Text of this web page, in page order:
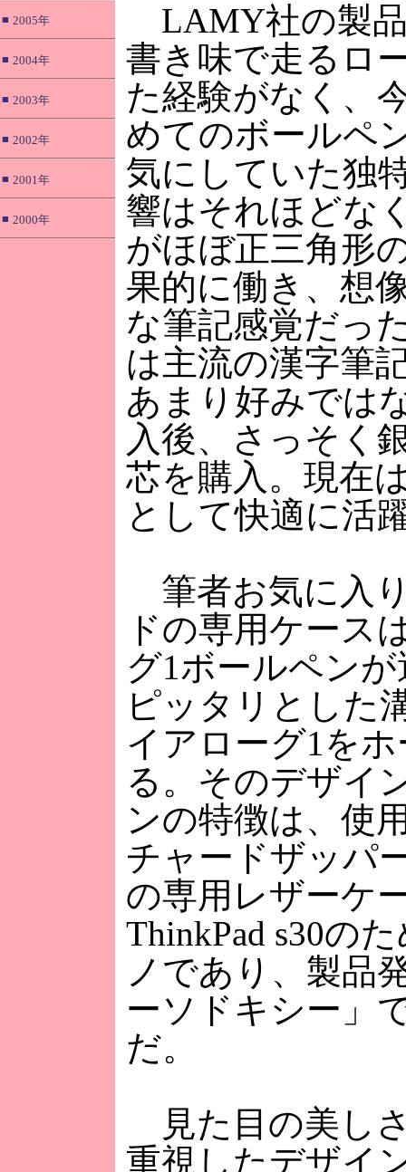
■ 2005年
■ 2004年
■ 2003年
■ 2002年
■ 2001年
■ 2000年
LAMY社の製
書き味で走るロ
た経験がなく、
めてのボールペ
気にしていた独
響はそれほどな
がほぼ正三角形
果的に働き、想
な筆記感覚だっ
は主流の漢字筆
あまり好みでは
入後、さっそく
芯を購入。現在
として快適に活
筆者お気に入
ドの専用ケース
グ1ボールペン
ピッタリとした
イアローグ1を
る。そのデザイ
ンの特徴は、使
チャードザッパ
の専用レザーケ
ThinkPad s30の
ノであり、製品
ーソドキシー」
だ。
見た目の美し
重視したデザイ